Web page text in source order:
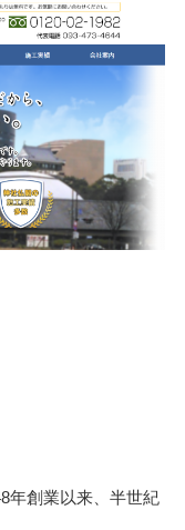
年創業以来、半世紀